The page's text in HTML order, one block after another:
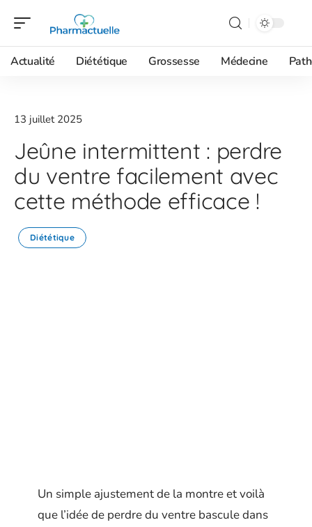
Actualité Diététique Grossesse Médecine
13 juillet 2025
Jeûne intermittent : perdre
du ventre facilement avec
cette méthode efficace !
Diététique
Un simple ajustement de la montre et voilà
que l’idée de perdre du ventre bascule dans